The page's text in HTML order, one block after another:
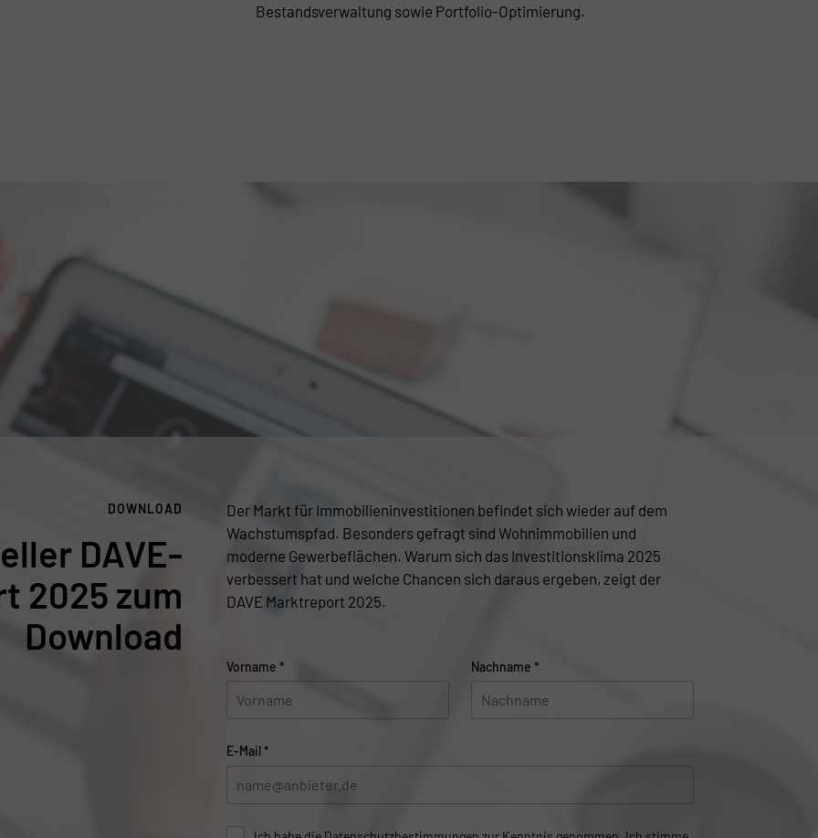
Bestandsverwaltung sowie Portfolio-Optimierung.
DOWNLOAD
DAVE-
2025 zum
Download
Der Markt für Immobilieninvestitionen befindet sich wieder auf dem
Wachstumspfad. Besonders gefragt sind Wohnimmobilien und
moderne Gewerbeflächen. Warum sich das Investitionsklima 2025
verbessert hat und welche Chancen sich daraus ergeben, zeigt der
DAVE Marktreport 2025.
Vorname * Nachname *
E-Mail*